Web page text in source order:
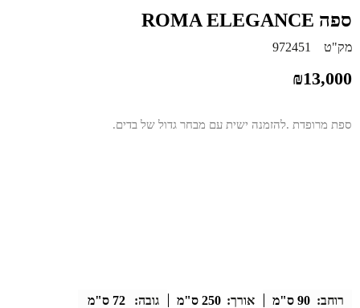
ספה ROMA ELEGANCE
מק"ט 972451
₪13,000
ספת מרופדת .להזמנה ישית עם מבחר גדול של בדים.
רוחב: 90 ס"מ אורך: 250 ס"מ גובה: 72 ס"מ